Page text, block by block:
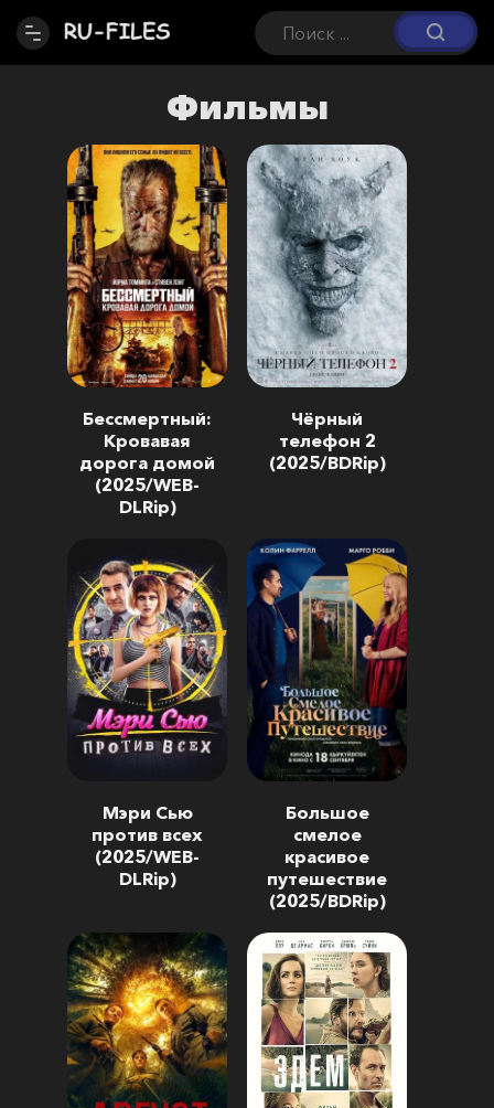
Фильмы
Бессмертный:
Кровавая
дорога домой
(2025/WEB-
DLRip)
Чёрный
телефон 2
(2025/BDRip)
Мэри Сью
против всех
(2025/WEB-
DLRip)
Большое
смелое
красивое
путешествие
(2025/BDRip)